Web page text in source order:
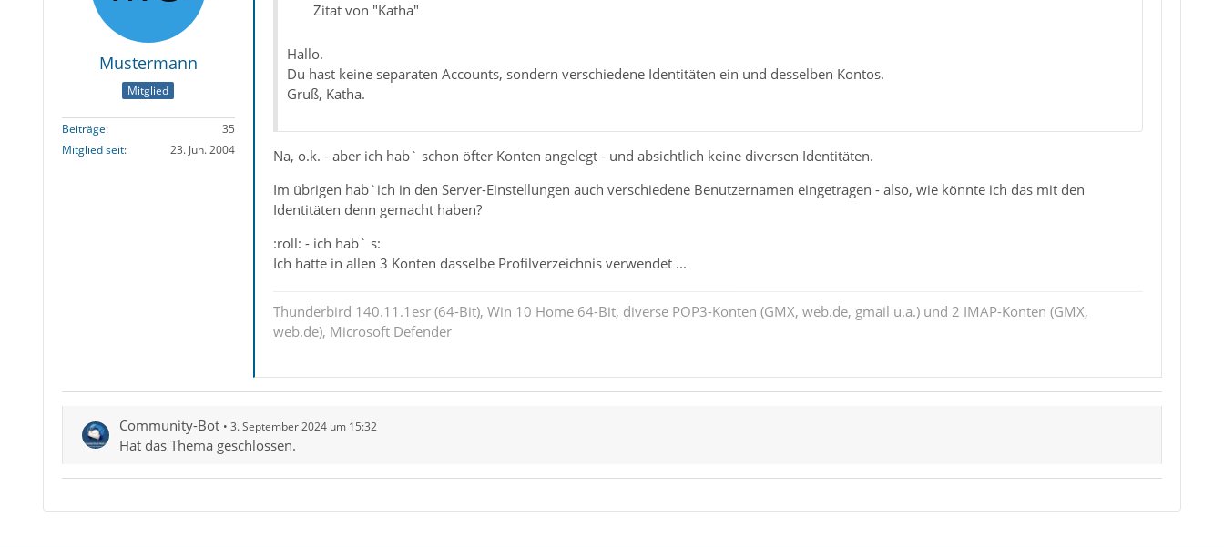
Mustermann
Mitglied
Beiträge
35
Mitglied seit
23. Jun. 2004
Zitat von "Katha"
Hallo.
Du hast keine separaten Accounts, sondern verschiedene Identitäten ein und desselben Kontos.
Gruß, Katha.
Na, o.k. - aber ich hab` schon öfter Konten angelegt - und absichtlich keine diversen Identitäten.
Im übrigen hab`ich in den Server-Einstellungen auch verschiedene Benutzernamen eingetragen - also, wie könnte ich das mit den
Identitäten denn gemacht haben?
:roll: - ich hab` s:
Ich hatte in allen 3 Konten dasselbe Profilverzeichnis verwendet ...
Thunderbird 140.11.1esr (64-Bit), Win 10 Home 64-Bit, diverse POP3-Konten (GMX, web.de, gmail u.a.) und 2 IMAP-Konten (GMX,
web.de), Microsoft Defender
Community-Bot 3. September 2024 um 15:32
Hat das Thema geschlossen.